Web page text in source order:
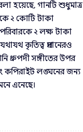
হয়েছে, গানটি শুধুমাত্র
২ কোটি টাকা
পরিবারকে ২ লক্ষ টাকা
কৃতিত্ব প্রদানেরও
ধ্রুপদী সঙ্গীতের উপর
কপিরাইট লঙ্ঘনের জন্য
এনেছে।